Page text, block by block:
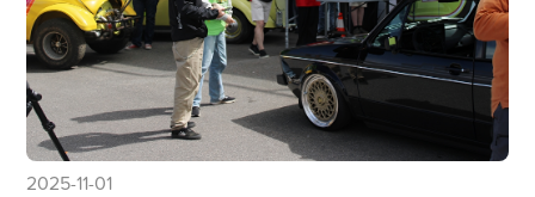
2025-11-01